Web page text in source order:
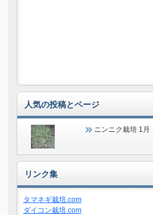
人気の投稿とページ
ニンニク栽培 1月
リンク集
タマネギ栽培.com
ダイコン栽培.com